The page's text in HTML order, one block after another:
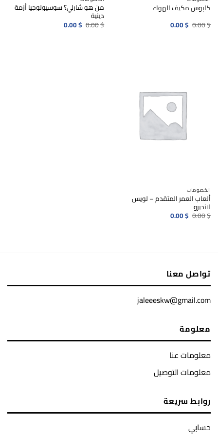
كابوس مكيف الهواء
0.00$ السعر
الأصلي
0.00$ السعر
الحالي
من هو شارلي؟ سوسيولوجيا أزمة
دينية
0.00$ السعر
الأصلي
0.00$ السعر
الحالي
الخصومات
ألعاب العمر المتقدم – لويس
لانديرو
0.00$ السعر
الأصلي
0.00$ السعر
الحالي
تواصل معنا
jaleeeskw@gmail.com
معلومة
معلومات عنا
معلومات التوصيل
روابط سريعة
حسابي